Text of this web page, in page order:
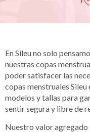
En Sileu no solo
nuestras copas
poder satisfacer las
copas menstruales
modelos y tallas para
sentir segura y libre de
Nuestro valor agregado